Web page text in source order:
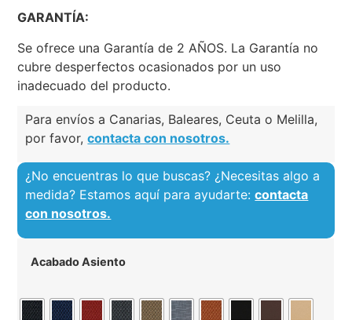
GARANTÍA:
Se ofrece una Garantía de 2 AÑOS. La Garantía no
cubre desperfectos ocasionados por un uso
inadecuado del producto.
Para envíos a Canarias, Baleares, Ceuta o Melilla,
por favor,contacta con nosotros.
¿No encuentras lo que buscas? ¿Necesitas algo a
medida? Estamos aquí para ayudarte:contacta
con nosotros.
Acabado Asiento